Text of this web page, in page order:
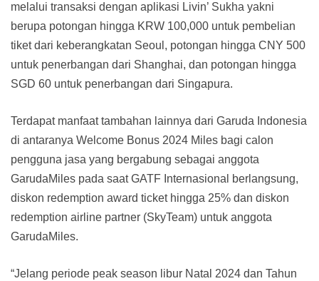
melalui transaksi dengan aplikasi Livin’ Sukha yakni
berupa potongan hingga KRW 100,000 untuk pembelian
tiket dari keberangkatan Seoul, potongan hingga CNY 500
untuk penerbangan dari Shanghai, dan potongan hingga
SGD 60 untuk penerbangan dari Singapura.
Terdapat manfaat tambahan lainnya dari Garuda Indonesia
di antaranya Welcome Bonus 2024 Miles bagi calon
pengguna jasa yang bergabung sebagai anggota
GarudaMiles pada saat GATF Internasional berlangsung,
diskon redemption award ticket hingga 25% dan diskon
redemption airline partner (SkyTeam) untuk anggota
GarudaMiles.
“Jelang periode peak season libur Natal 2024 dan Tahun